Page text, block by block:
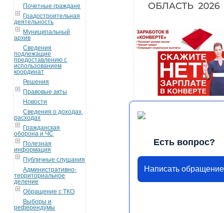
Почетные граждане
Градостроительная
деятельность
Муниципальный
архив
Сведения
подлежащие
предоставлению с
использованием
координат
Решения
Правовые акты
Новости
Сведения о доходах,
расходах
Гражданская
оборона и ЧС
Полезная
информация
Публичные слушания
Административно-
территориальное
деление
Обращение с ТКО
Выборы и
референдумы
Есть вопрос?
Написать обращение